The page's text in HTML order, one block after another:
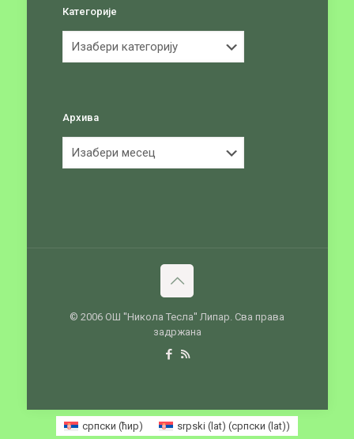
Категорије
Архива
© 2006 ОШ ''Никола Тесла'' Липар. Сва права
задржана
српски (ћир) srpski (lat) (српски (lat))